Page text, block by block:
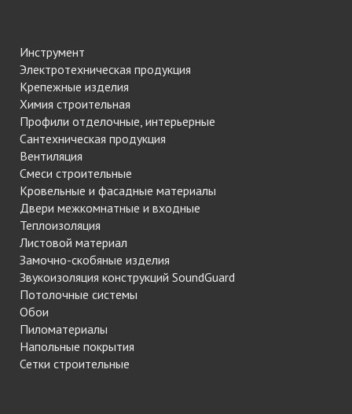
Инструмент
Электротехническая продукция
Крепежные изделия
Химия строительная
Профили отделочные, интерьерные
Сантехническая продукция
Вентиляция
Смеси строительные
Кровельные и фасадные материалы
Двери межкомнатные и входные
Теплоизоляция
Листовой материал
Замочно-скобяные изделия
Звукоизоляция конструкций SoundGuard
Потолочные системы
Обои
Пиломатериалы
Напольные покрытия
Сетки строительные